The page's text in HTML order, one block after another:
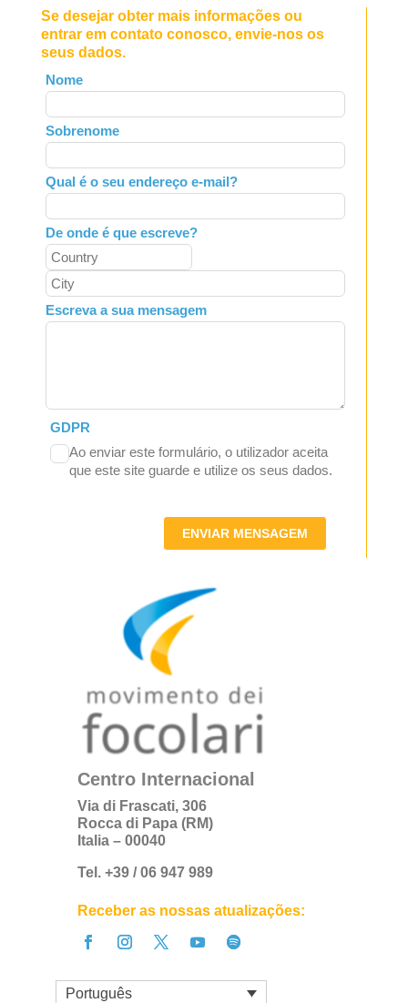
Se desejar obter mais informações ou
entrar em contato conosco, envie-nos os
seus dados.
Leave
this
field
blank
Nome
Sobrenome
Qual é o seu endereço e-mail?
De onde é que escreve?
Escreva a sua mensagem
GDPR
Ao enviar este formulário, o utilizador aceita
que este site guarde e utilize os seus dados.
ENVIAR MENSAGEM
Centro Internacional
Via di Frascati, 306
Rocca di Papa (RM)
Italia – 00040
Tel. +39 / 06 947 989
Receber as nossas atualizações:
Português